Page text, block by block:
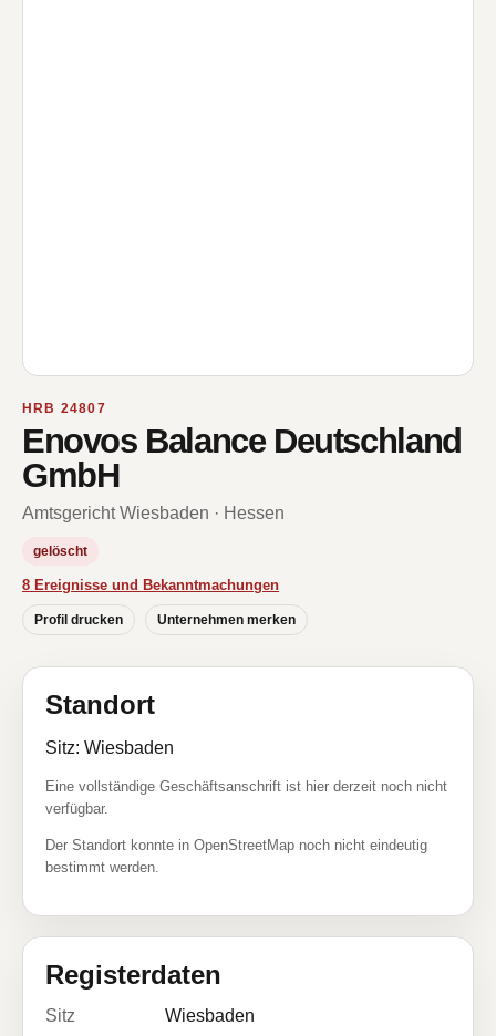
HRB 24807
Enovos Balance Deutschland
GmbH
Amtsgericht Wiesbaden · Hessen
gelöscht
8 Ereignisse und Bekanntmachungen
Profil drucken Unternehmen merken
Standort
Sitz: Wiesbaden
Eine vollständige Geschäftsanschrift ist hier derzeit noch nicht
verfügbar.
Der Standort konnte in OpenStreetMap noch nicht eindeutig
bestimmt werden.
Registerdaten
Sitz
Wiesbaden